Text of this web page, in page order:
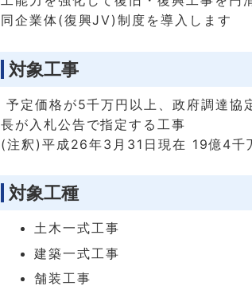
同企業体(復興JV)制度を導入します
対象工事
予定価格が5千万円以上、政府調達協
長が入札公告で指定する工事
(注釈)平成26年3月31日現在 19億4千
対象工種
土木一式工事
建築一式工事
舗装工事